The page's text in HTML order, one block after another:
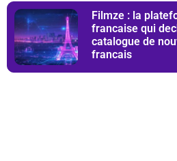
Filmze : la
francaise qui
catalogue de
francais